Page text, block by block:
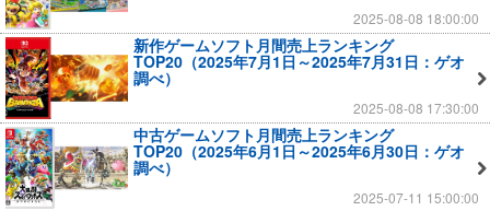
2025-08-08 18:00:00
新作ゲームソフト月間売上ランキング
TOP20（2025年7月1日～2025年7月31日：ゲオ
調べ）
2025-08-08 17:30:00
中古ゲームソフト月間売上ランキング
TOP20（2025年6月1日～2025年6月30日：ゲオ
調べ）
2025-07-11 15:00:00